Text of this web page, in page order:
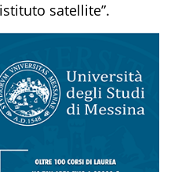
satellite”.